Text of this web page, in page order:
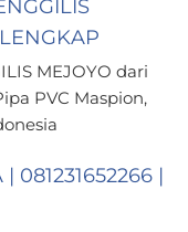
MEJOYO dari
PVC Maspion,
081231652266 |